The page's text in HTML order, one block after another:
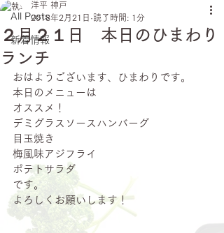
All Posts
新着情報
２月２１日 本日のひまわり
ランチ
洋平 神戸
2018年2月21日 読了時間: 1分
おはようございます、ひまわりです。
本日のメニューは
オススメ！
デミグラスソースハンバーグ
目玉焼き
梅風味アジフライ
ポテトサラダ
です。
よろしくお願いします！